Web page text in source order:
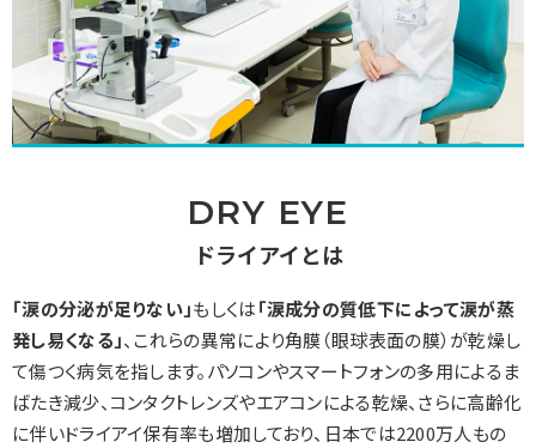
DRY EYE
ドライアイとは
「涙の分泌が足りない」もしくは「涙成分の質低下によって涙が蒸
発し易くなる」、これらの異常により角膜（眼球表面の膜）が乾燥し
て傷つく病気を指します。パソコンやスマートフォンの多用によるま
ばたき減少、コンタクトレンズやエアコンによる乾燥、さらに高齢化
に伴いドライアイ保有率も増加しており、日本では2200万人もの